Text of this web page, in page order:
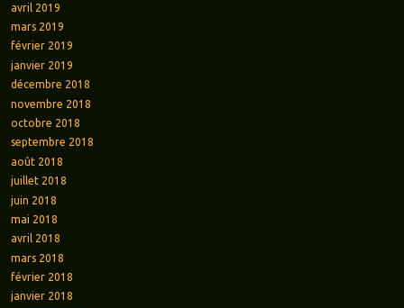
avril 2019
mars 2019
février 2019
janvier 2019
décembre 2018
novembre 2018
octobre 2018
septembre 2018
août 2018
juillet 2018
juin 2018
mai 2018
avril 2018
mars 2018
février 2018
janvier 2018